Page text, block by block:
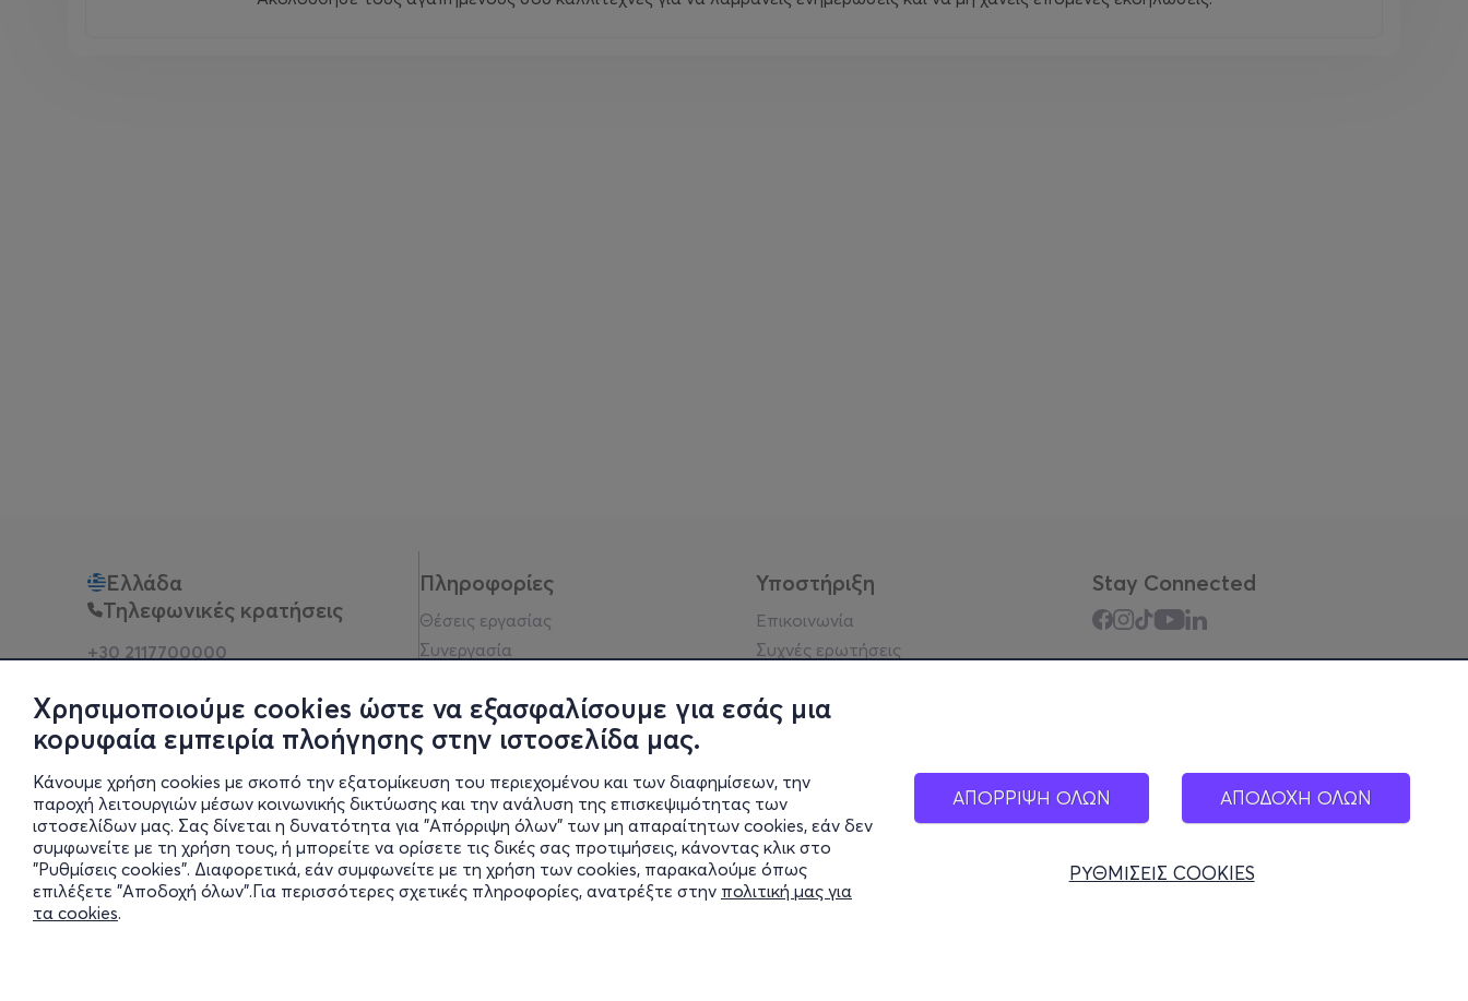
Χρησιμοποιούμε cookies ώστε να εξασφαλίσουμε για εσάς μια
κορυφαία εμπειρία πλοήγησης στην ιστοσελίδα μας.
Κάνουμε χρήση cookies με σκοπό την εξατομίκευση του περιεχομένου και των διαφημίσεων, την
παροχή λειτουργιών μέσων κοινωνικής δικτύωσης και την ανάλυση της επισκεψιμότητας των
ιστοσελίδων μας. Σας δίνεται η δυνατότητα για "Απόρριψη όλων" των μη απαραίτητων cookies, εάν δεν
συμφωνείτε με τη χρήση τους, ή μπορείτε να ορίσετε τις δικές σας προτιμήσεις, κάνοντας κλικ στο
"Ρυθμίσεις cookies". Διαφορετικά, εάν συμφωνείτε με τη χρήση των cookies, παρακαλούμε όπως
επιλέξετε "Αποδοχή όλων".Για περισσότερες σχετικές πληροφορίες, ανατρέξτε στην πολιτική μας για
τα cookies.
ΑΠΟΡΡΙΨΗ ΟΛΩΝ ΑΠΟΔΟΧΗ ΟΛΩΝ
ΡΥΘΜΙΣΕΙΣ COOKIES
Ελλάδα
Τηλεφωνικές κρατήσεις
+30 2117700000
Φυσικά σημεία
Πληροφορίες
Θέσεις εργασίας
Συνεργασία
Πολιτική απορρήτου
Νομική σημείωση
Blog
Οικονομικά στοιχεία
Πολιτικές Εταιρείας
Έκθεση Διαφάνειας
Υποστήριξη
Επικοινωνία
Συχνές ερωτήσεις
Υπηρεσίες
Σύνδεση reseller
Stay Connected